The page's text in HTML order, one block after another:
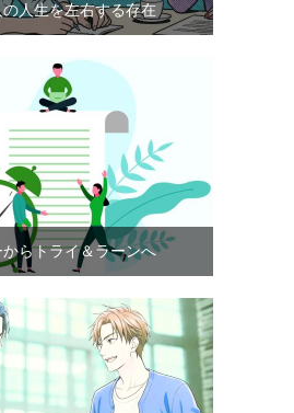
人生を左右する存在
からトライ＆ラーンへ